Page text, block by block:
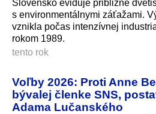
Slovensko eviduje približne
s environmentálnymi záťažami.
vznikla počas intenzívnej
rokom 1989.
tento rok
Voľby 2026: Proti Anne
bývalej členke SNS,
Adama Lučanského